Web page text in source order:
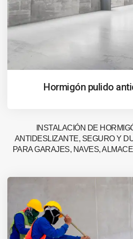
Hormigón pulido
INSTALACIÓN DE
ANTIDESLIZANTE, SEGURO Y
PARA GARAJES, NAVES,